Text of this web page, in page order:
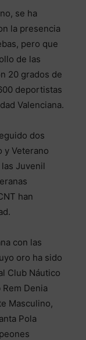
se ha
la presencia
pero que
de las
20 grados de
deportistas
Valenciana.
dos
y Veterano
Juvenil
han
con las
oro ha sido
Club Náutico
Denia
Masculino,
Pola